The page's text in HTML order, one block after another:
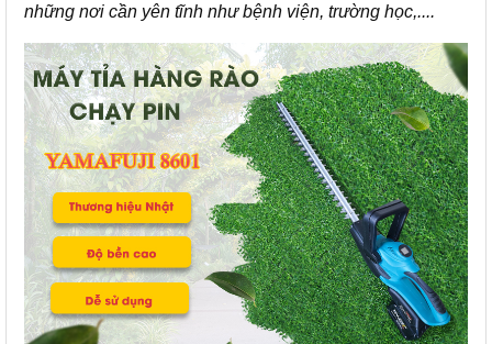
những nơi cần yên tĩnh như bệnh viện, trường học,....